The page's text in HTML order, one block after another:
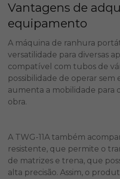
Vantagens de
equipamento
A máquina de ranhura
versatilidade para diversas
compatível com tubos de
possibilidade de operar sem
aumenta a mobilidade para
obra.
A TWG-11A também
resistente, que permite o
de matrizes e trena, que
alta precisão. Assim, o